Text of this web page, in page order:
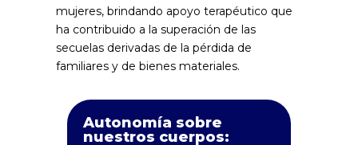
mujeres, brindando apoyo terapéutico que
ha contribuido a la superación de las
secuelas derivadas de la pérdida de
familiares y de bienes materiales.
Autonomía sobre
nuestros cuerpos: